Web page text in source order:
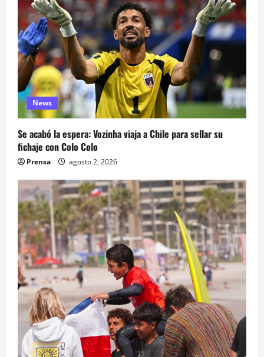
News
Se acabó la espera: Vozinha viaja a Chile para sellar su
fichaje con Colo Colo
Prensa agosto 2, 2026